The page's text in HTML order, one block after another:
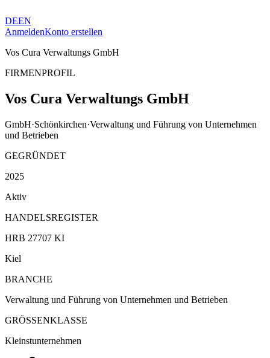
DEEN
AnmeldenKonto erstellen
Vos Cura Verwaltungs GmbH
FIRMENPROFIL
Vos Cura Verwaltungs GmbH
GmbH·Schönkirchen·Verwaltung und Führung von Unternehmen
und Betrieben
GEGRÜNDET
2025
Aktiv
HANDELSREGISTER
HRB 27707 KI
Kiel
BRANCHE
Verwaltung und Führung von Unternehmen und Betrieben
GRÖSSENKLASSE
Kleinstunternehmen